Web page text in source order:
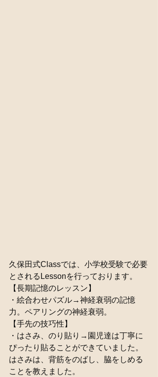
久保田式Classでは、小学校受験で必要
とされるLessonを行っております。
【長期記憶のレッスン】
・絵合わせパズル→神経衰弱の記憶
力。ペアリングの神経衰弱。
【手先の技巧性】
・はさみ、のり貼り→園児達は丁寧に
ぴったり貼ることができていました。
はさみは、背筋をのばし、脇をしめる
ことを教えました。